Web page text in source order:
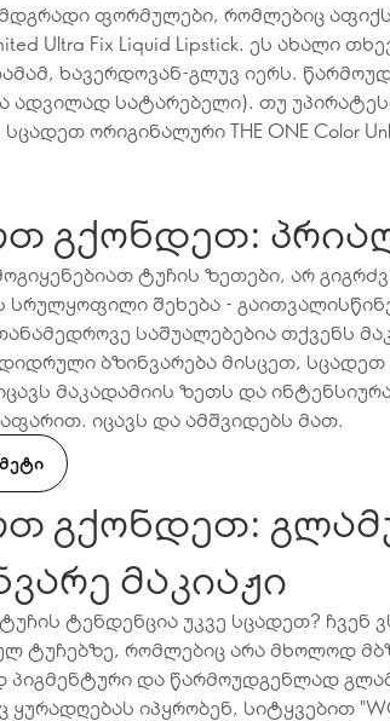
ფორმულები, რომლებიც
Ultra Fix Liquid Lipstick. ეს ახალი
ხავერდოვან-გლუვ იერს.
ადვილად სატარებელი). თუ
ორიგინალური THE ONE Color
გქონდეთ:
ტუჩის ზეთები, არ
სრულყოფილი შეხება -
საშუალებებია თქვენს
ბზინვარება მისცეთ, სცადეთ
მაკადამიის ზეთს და
იცავს და ამშვიდებს მათ.
გქონდეთ:
მაკიაჟი
ტენდენცია უკვე სცადეთ? ჩვენ
ტუჩებზე, რომლებიც არა მხოლოდ
პიგმენტური და წარმოუდგენლად
ყურადღებას იპყრობენ, სიტყვებით